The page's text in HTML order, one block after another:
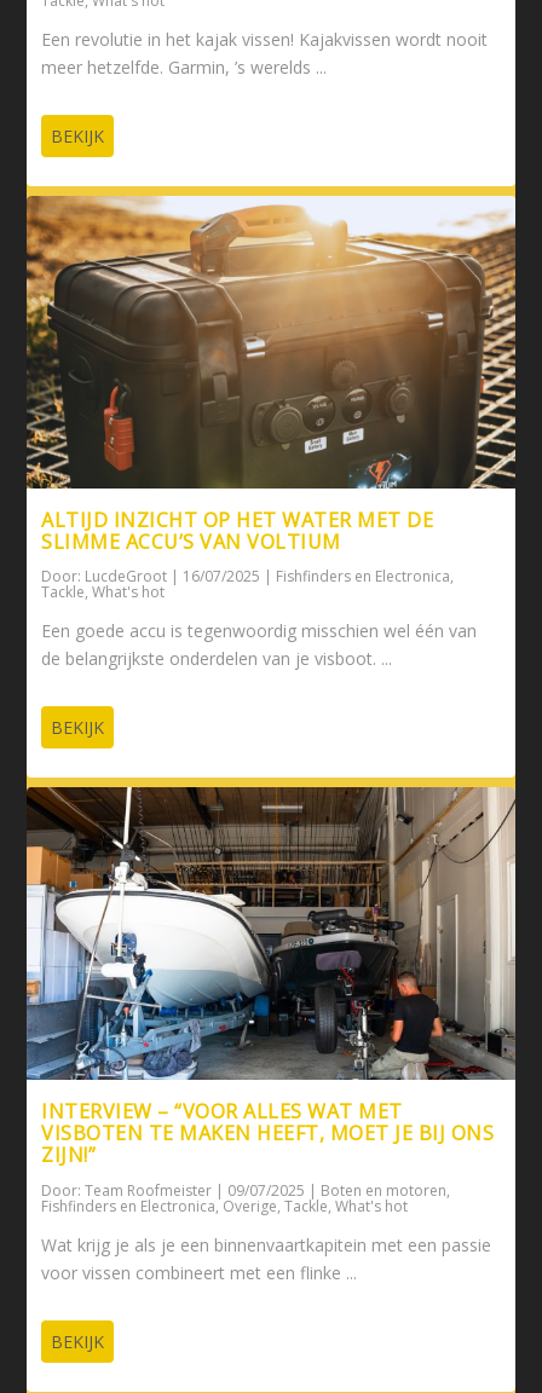
Een revolutie in het kajak vissen! Kajakvissen wordt nooit
meer hetzelfde. Garmin, ’s werelds ...
BEKIJK
ALTIJD INZICHT OP HET WATER MET DE
SLIMME ACCU’S VAN VOLTIUM
Door: LucdeGroot | 16/07/2025 | Fishfinders en Electronica,
Tackle,What's hot
Een goede accu is tegenwoordig misschien wel één van
de belangrijkste onderdelen van je visboot. ...
BEKIJK
INTERVIEW – “VOOR ALLES WAT MET
VISBOTEN TE MAKEN HEEFT, MOET JE BIJ ONS
ZIJN!”
Door:Team Roofmeister | 09/07/2025 | Boten en motoren,
Fishfinders en Electronica,Overige,Tackle,What's hot
Wat krijg je als je een binnenvaartkapitein met een passie
voor vissen combineert met een flinke ...
BEKIJK